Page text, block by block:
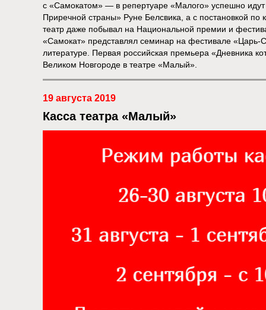
с «Самокатом» — в репертуаре «Малого» успешно идут
Приречной страны» Руне Белсвика, а с постановкой
театр даже побывал на Национальной премии и
«Самокат» представлял семинар на фестивале «Царь-
литературе. Первая российская премьера «Дневника
Великом Новгороде в театре «Малый».
19 августа 2019
Касса театра «Малый»